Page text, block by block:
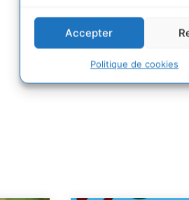
Accepter
Politique de cookies